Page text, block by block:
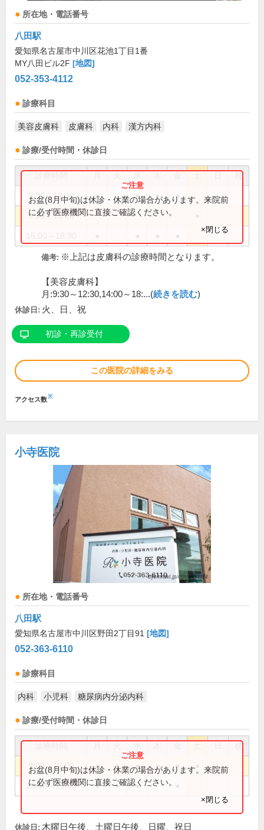
所在地・電話番号
八田駅
愛知県名古屋市中川区花池1丁目1番
MY八田ビル2F [地図]
052-353-4112
診療科目
美容皮膚科 皮膚科 内科 漢方内科
診療/受付時間・休診日
祝
9:30～12:30 ● ● ● ●
9:30～13:00
お盆(8月中旬)は休診・休業の場合があります。来院前
に必ず医療機関に直接ご確認ください。
×閉じる
備考: ※上記は皮膚科の診療時間となります。
【美容皮膚科】
月:9:30～12:30,14:00～18:...(続きを読む)
休診日: 火、日、祝
初診・再診受付
この医院の詳細をみる
アクセス数※
小寺医院
所在地・電話番号
八田駅
愛知県名古屋市中川区野田2丁目91 [地図]
052-363-6110
診療科目
内科 小児科 糖尿病内分泌内科
診療/受付時間・休診日
祝
9:00～12:00 ● ● ● ● ●
13:30～16:30 ● ● ●
お盆(8月中旬)は休診・休業の場合があります。来院前
に必ず医療機関に直接ご確認ください。
×閉じる
休診日: 木曜日午後、土曜日午後、日曜、祝日